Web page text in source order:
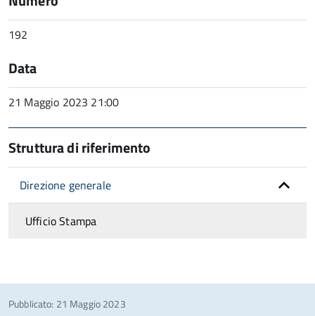
192
Data
21 Maggio 2023 21:00
Struttura di riferimento
Direzione generale
Ufficio Stampa
Pubblicato: 21 Maggio 2023